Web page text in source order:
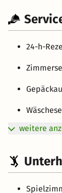
24-h-
weitere